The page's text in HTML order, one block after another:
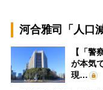
河合雅司「人口
【「警
が本気
現…